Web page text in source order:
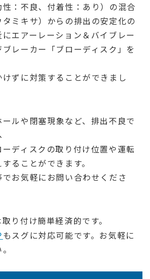
：不良、付着性：あり）の混合
ミキサ）からの排出の安定化の
エアーレーション＆バイブレー
レーカー「ブローディスク」を
ずに対策することができまし
ルや閉塞現象など、排出不良で
ディスクの取り付け位置や運転
ることができます。
お気軽にお問い合わせくださ
り付け簡単経済的です。
もスグに対応可能です。お気軽に